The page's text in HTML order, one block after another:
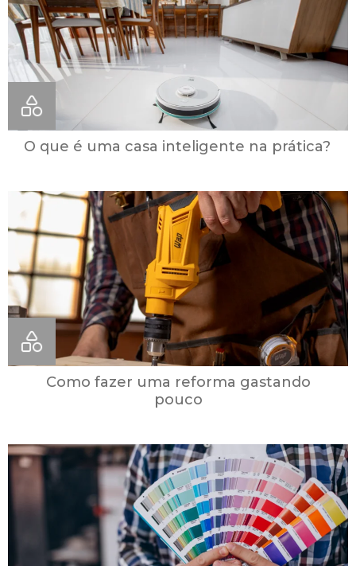
O que é uma casa inteligente na prática?
Como fazer uma reforma gastando
pouco